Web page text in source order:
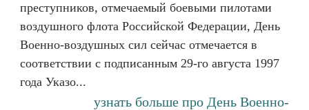
преступников, отмечаемый боевыми пилотами
воздушного флота Российской Федерации, День
Военно-воздушных сил сейчас отмечается в
соответствии с подписанным 29-го августа 1997
года Указо...
узнать больше про День Военно-